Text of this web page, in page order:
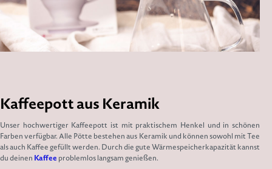
Kaffeepott aus Keramik
Unser hochwertiger Kaffeepott ist mit praktischem Henkel und in schönen
Farben verfügbar. Alle Pötte bestehen aus Keramik und können sowohl mit Tee
als auch Kaffee gefüllt werden. Durch die gute Wärmespeicherkapazität kannst
du deinen Kaffee problemlos langsam genießen.